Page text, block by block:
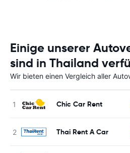
Einige unserer
sind in Thailand
Wir bieten einen Vergleich aller
Chic Car Rent
Thai Rent A Car